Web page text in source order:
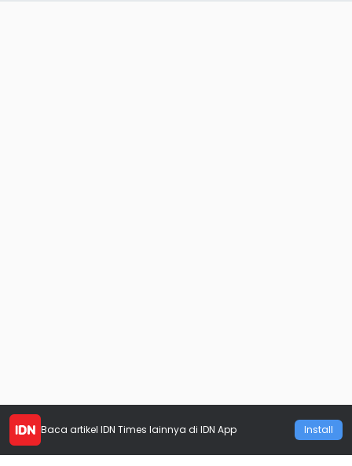
Baca artikel IDN Times lainnya di IDN App Install